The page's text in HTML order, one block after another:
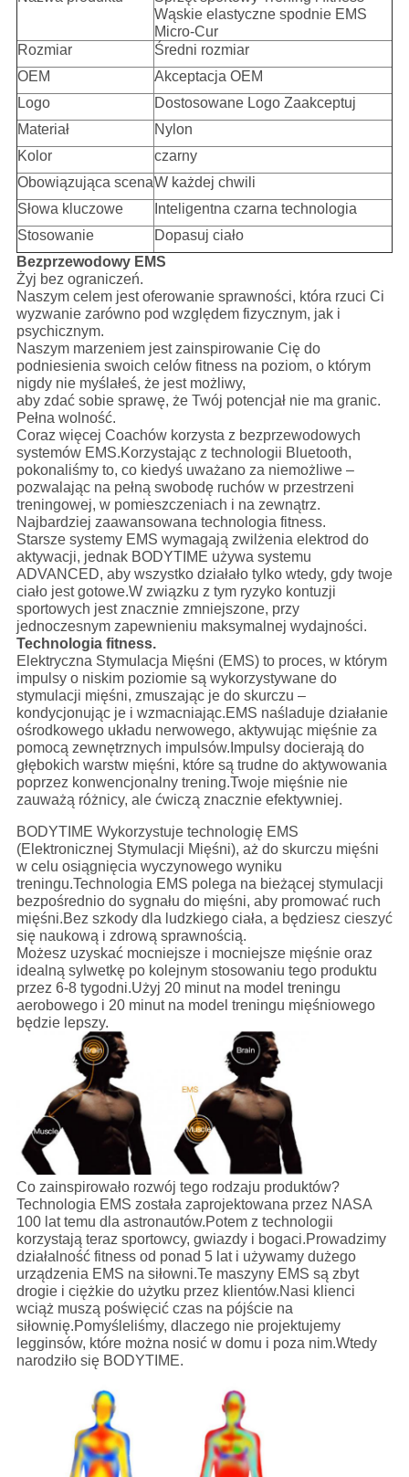
Wąskie elastyczne spodnie EMS
Micro-Cur
Rozmiar
Średni rozmiar
OEM
Akceptacja OEM
Logo
Dostosowane Logo Zaakceptuj
Materiał
Nylon
Kolor
czarny
Obowiązująca scenaW każdej chwili
Słowa kluczowe
Inteligentna czarna technologia
Stosowanie
Dopasuj ciało
Bezprzewodowy EMS
Żyj bez ograniczeń.
Naszym celem jest oferowanie sprawności, która rzuci Ci
wyzwanie zarówno pod względem fizycznym, jak i
psychicznym.
Naszym marzeniem jest zainspirowanie Cię do
podniesienia swoich celów fitness na poziom, o którym
nigdy nie myślałeś, że jest możliwy,
aby zdać sobie sprawę, że Twój potencjał nie ma granic.
Pełna wolność.
Coraz więcej Coachów korzysta z bezprzewodowych
systemów EMS.Korzystając z technologii Bluetooth,
pokonaliśmy to, co kiedyś uważano za niemożliwe –
pozwalając na pełną swobodę ruchów w przestrzeni
treningowej, w pomieszczeniach i na zewnątrz.
Najbardziej zaawansowana technologia fitness.
Starsze systemy EMS wymagają zwilżenia elektrod do
aktywacji, jednak BODYTIME używa systemu
ADVANCED, aby wszystko działało tylko wtedy, gdy twoje
ciało jest gotowe.W związku z tym ryzyko kontuzji
sportowych jest znacznie zmniejszone, przy
jednoczesnym zapewnieniu maksymalnej wydajności.
Technologia fitness.
Elektryczna Stymulacja Mięśni (EMS) to proces, w którym
impulsy o niskim poziomie są wykorzystywane do
stymulacji mięśni, zmuszając je do skurczu –
kondycjonując je i wzmacniając.EMS naśladuje działanie
ośrodkowego układu nerwowego, aktywując mięśnie za
pomocą zewnętrznych impulsów.Impulsy docierają do
głębokich warstw mięśni, które są trudne do aktywowania
poprzez konwencjonalny trening.Twoje mięśnie nie
zauważą różnicy, ale ćwiczą znacznie efektywniej.
BODYTIME Wykorzystuje technologię EMS
(Elektronicznej Stymulacji Mięśni), aż do skurczu mięśni
w celu osiągnięcia wyczynowego wyniku
treningu.Technologia EMS polega na bieżącej stymulacji
bezpośrednio do sygnału do mięśni, aby promować ruch
mięśni.Bez szkody dla ludzkiego ciała, a będziesz cieszyć
się naukową i zdrową sprawnością.
Możesz uzyskać mocniejsze i mocniejsze mięśnie oraz
idealną sylwetkę po kolejnym stosowaniu tego produktu
przez 6-8 tygodni.Użyj 20 minut na model treningu
aerobowego i 20 minut na model treningu mięśniowego
będzie lepszy.
Co zainspirowało rozwój tego rodzaju produktów?
Technologia EMS została zaprojektowana przez NASA
100 lat temu dla astronautów.Potem z technologii
korzystają teraz sportowcy, gwiazdy i bogaci.Prowadzimy
działalność fitness od ponad 5 lat i używamy dużego
urządzenia EMS na siłowni.Te maszyny EMS są zbyt
drogie i ciężkie do użytku przez klientów.Nasi klienci
wciąż muszą poświęcić czas na pójście na
siłownię.Pomyśleliśmy, dlaczego nie projektujemy
legginsów, które można nosić w domu i poza nim.Wtedy
narodziło się BODYTIME.